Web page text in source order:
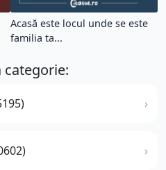
Acasă este locul unde se este
familia ta...
categorie: